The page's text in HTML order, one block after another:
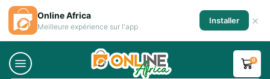
0
Online Africa
Meilleure expérience sur l'app
Installer ×